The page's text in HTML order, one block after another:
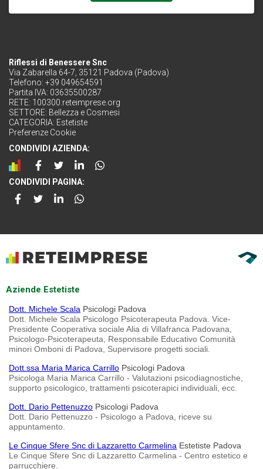
Riflessi di Benessere Snc
Via Zabarella 64-7, 35121 Padova (Padova)
Telefono: +39 049654591
Partita IVA: 03635500287
RETE: 100300.reteimprese.org
SETTORE: Bellezza e Cosmesi
CATEGORIA: Estetiste
Preferenze Cookie
CONDIVIDI AZIENDA:
CONDIVIDI PAGINA:
Aziende Estetiste
Dott. Michele Scala Psicologi Padova
Dott. Michele Scala Psicologo Psicoterapeuta Padova. Vice-
Presidente Cooperativa sociale Alia di Villafranca Padovana,
Psicologo-Psicoterapeuta, Responsabile Educativo Comunità
minori Omboni di Padova, Supervisore progetti sociali.
Dott.ssa Maria Marica Carrillo Psicologi Padova
Psicologa Maria Marica Carrillo - Valutazioni psicodiagnostiche,
supporto psicologico, trattamenti psicoterapici individuali, ecc.
Dott. Dario Pettenuzzo Psicologi Padova
Dott. Dario Pettenuzzo - Psicologo a Padova, riceve su
appuntamento.
Le Cinque Sfere Snc di Lazzaretto Carmelina Estetiste Padova
Le Cinque Sfere Snc di Lazzaretto Carmelina - Centro estetico e
parrucchiere.